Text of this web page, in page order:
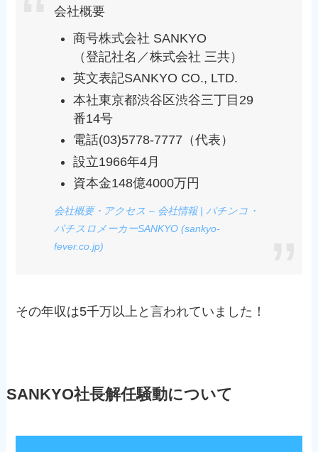
会社概要
商号株式会社 SANKYO
（登記社名／株式会社 三共）
英文表記SANKYO CO., LTD.
本社東京都渋谷区渋谷三丁目29
番14号
電話(03)5778-7777（代表）
設立1966年4月
資本金148億4000万円
会社概要・アクセス – 会社情報 | パチンコ・
パチスロメーカーSANKYO (sankyo-
fever.co.jp)
その年収は5千万以上と言われていました！
SANKYO社長解任騒動について